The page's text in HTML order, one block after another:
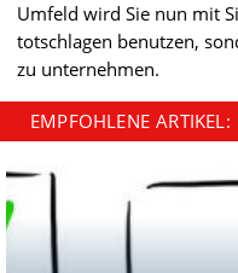
Umfeld wird Sie nun mit
totschlagen benutzen,
zu unternehmen.
EMPFOHLENE ARTIKEL: